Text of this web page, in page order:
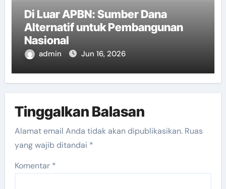
Di Luar APBN: Sumber Dana
Alternatif untuk Pembangunan
Nasional
admin Jun 16, 2026
Tinggalkan Balasan
Alamat email Anda tidak akan dipublikasikan. Ruas
yang wajib ditandai *
Komentar *